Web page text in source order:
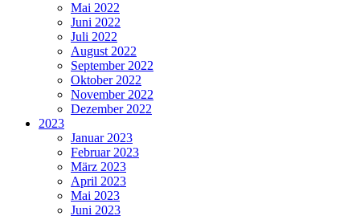
Mai 2022
Juni 2022
Juli 2022
August 2022
September 2022
Oktober 2022
November 2022
Dezember 2022
2023
Januar 2023
Februar 2023
März 2023
April 2023
Mai 2023
Juni 2023